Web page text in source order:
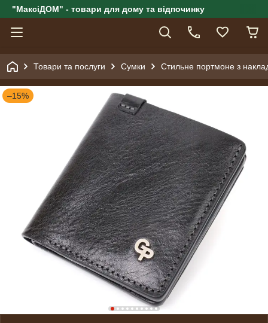
"МаксіДОМ" - товари для дому та відпочинку
Товари та послуги Сумки Стильне портмоне з
–15%